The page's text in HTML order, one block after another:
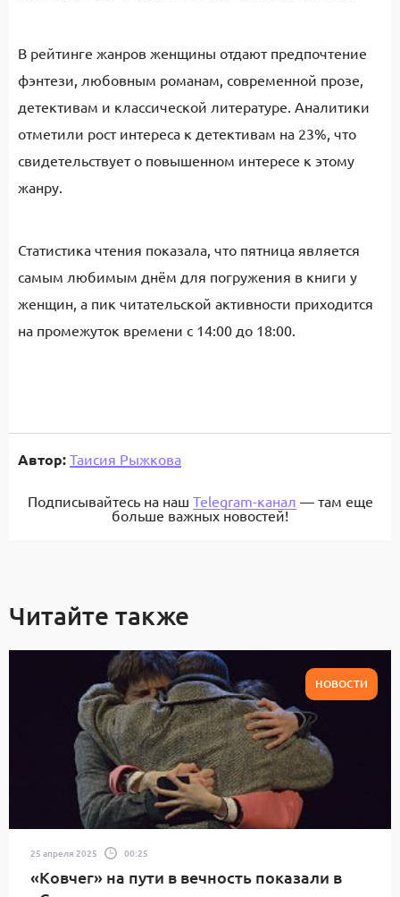
В рейтинге жанров женщины отдают предпочтение
фэнтези, любовным романам, современной прозе,
детективам и классической литературе. Аналитики
отметили рост интереса к детективам на 23%, что
свидетельствует о повышенном интересе к этому
жанру.
Статистика чтения показала, что пятница является
самым любимым днём для погружения в книги у
женщин, а пик читательской активности приходится
на промежуток времени с 14:00 до 18:00.
Автор: Таисия Рыжкова
Подписывайтесь на наш Telegram-канал — там еще
больше важных новостей!
Читайте также
НОВОСТИ
25 апреля 2025 00:25
«Ковчег» на пути в вечность показали в